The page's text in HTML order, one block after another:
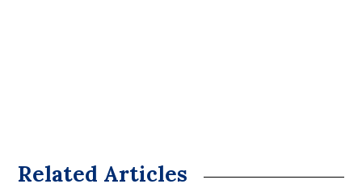
Related Articles